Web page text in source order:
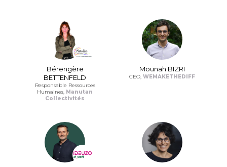
Bérengère
BETTENFELD
Responsable Ressources
Humaines, Manutan
Collectivités
Mounah BIZRI
CEO, WEMAKETHEDIFF